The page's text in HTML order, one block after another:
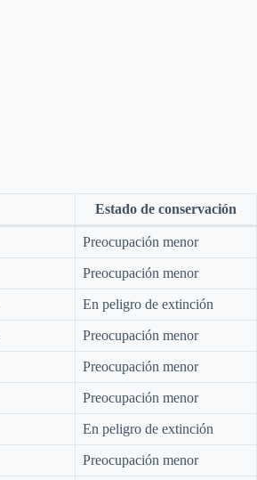
Estado de conservación
Preocupación menor
Preocupación menor
En peligro de extinción
Preocupación menor
Preocupación menor
Preocupación menor
En peligro de extinción
Preocupación menor